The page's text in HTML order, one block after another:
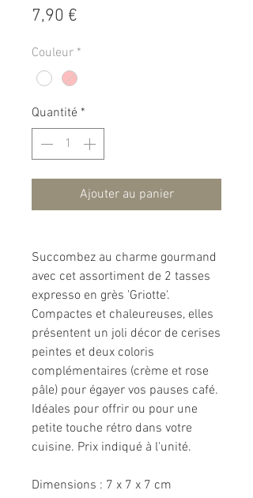
7,90 €
Couleur *
Quantité *
Ajouter au panier
Succombez au charme gourmand
avec cet assortiment de 2 tasses
expresso en grès 'Griotte'.
Compactes et chaleureuses, elles
présentent un joli décor de cerises
peintes et deux coloris
complémentaires (crème et rose
pâle) pour égayer vos pauses café.
Idéales pour offrir ou pour une
petite touche rétro dans votre
cuisine. Prix indiqué à l'unité.
Dimensions : 7 x 7 x 7 cm